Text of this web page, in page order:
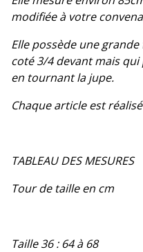
modifiée à votre
Elle possède une
coté 3/4 devant mais
en tournant la jupe.
Chaque article est
TABLEAU DES MESURES
Tour de taille en cm
Taille 36 : 64 à 68